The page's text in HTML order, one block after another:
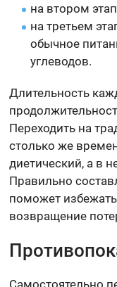
на втором
на третьем
обычное
углеводов.
Длительность
Переходить на
столько же
диетический, а в
Правильно
поможет
возвращение
Самостоятельно